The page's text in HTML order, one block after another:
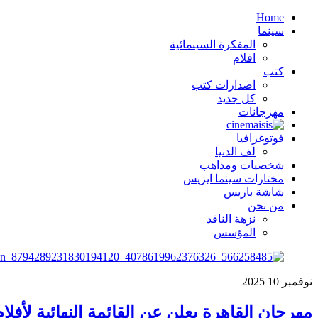
Home
سينما
المفكرة السينمائية
افلام
كتب
اصدارات كتب
كل جديد
مهرجانات
فوتوغرافيا
لف الدنيا
شخصيات ومذاهب
مختارات سينما ايزيس
شاشة باريس
من نحن
نزهة الناقد
المؤسس
نوفمبر 10
2025
مهرجان القاهرة يعلن عن القائمة النهائية